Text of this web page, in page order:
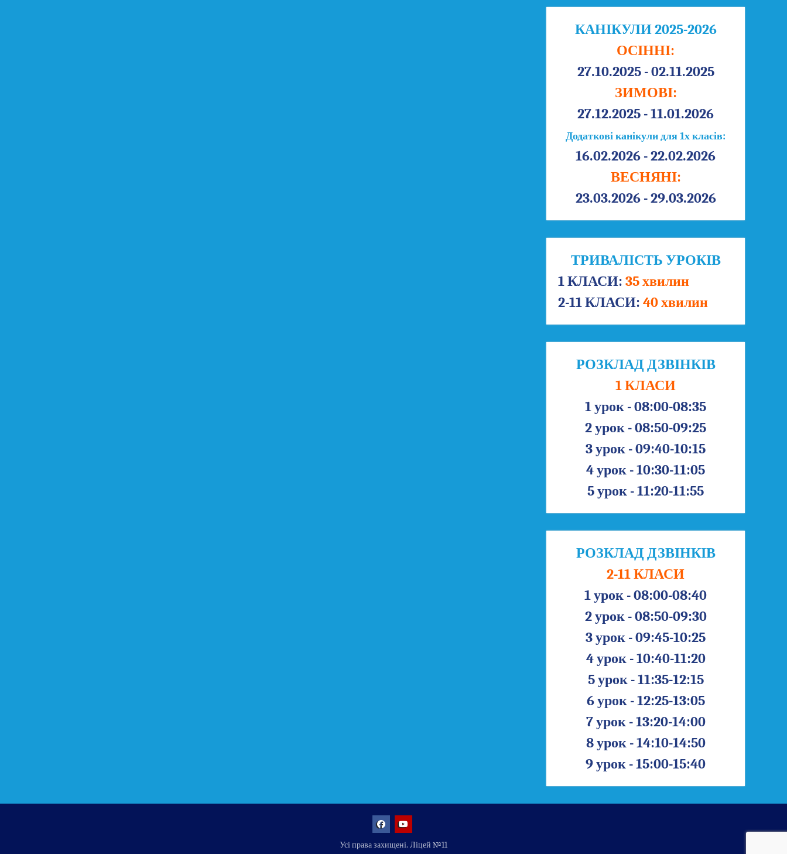
КАНІКУЛИ 2025-2026
ОСІННІ:
27.10.2025 - 02.11.2025
ЗИМОВІ:
27.12.2025 - 11.01.2026
Додаткові канікули для 1х класів:
16.02.2026 - 22.02.2026
ВЕСНЯНІ:
23.03.2026 - 29.03.2026
ТРИВАЛІСТЬ УРОКІВ
1 КЛАСИ: 35 хвилин
2-11 КЛАСИ: 40 хвилин
РОЗКЛАД ДЗВІНКІВ
1 КЛАСИ
1 урок - 08:00-08:35
2 урок - 08:50-09:25
3 урок - 09:40-10:15
4 урок - 10:30-11:05
5 урок - 11:20-11:55
РОЗКЛАД ДЗВІНКІВ
2-11 КЛАСИ
1 урок - 08:00-08:40
2 урок - 08:50-09:30
3 урок - 09:45-10:25
4 урок - 10:40-11:20
5 урок - 11:35-12:15
6 урок - 12:25-13:05
7 урок - 13:20-14:00
8 урок - 14:10-14:50
9 урок - 15:00-15:40
Усі права захищені. Ліцей №11